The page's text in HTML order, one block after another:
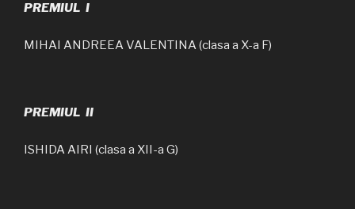
PREMIUL I
MIHAI ANDREEA VALENTINA (clasa a X-a F)
PREMIUL II
ISHIDA AIRI (clasa a XII-a G)